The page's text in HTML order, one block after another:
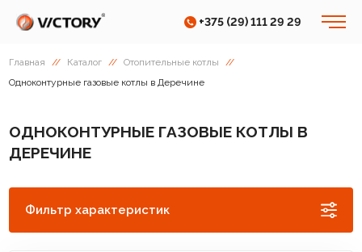
+375 (29) 111 29 29
Главная // Каталог // Отопительные котлы
//
Одноконтурные газовые котлы в Деречине
ОДНОКОНТУРНЫЕ ГАЗОВЫЕ КОТЛЫ В
ДЕРЕЧИНЕ
Фильтр характеристик